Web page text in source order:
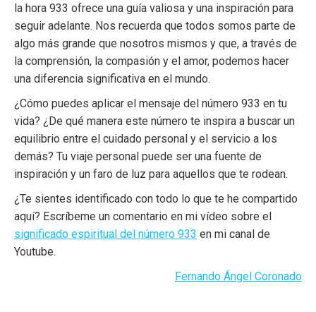
la hora 933 ofrece una guía valiosa y una inspiración para
seguir adelante. Nos recuerda que todos somos parte de
algo más grande que nosotros mismos y que, a través de
la comprensión, la compasión y el amor, podemos hacer
una diferencia significativa en el mundo.
¿Cómo puedes aplicar el mensaje del número 933 en tu
vida? ¿De qué manera este número te inspira a buscar un
equilibrio entre el cuidado personal y el servicio a los
demás? Tu viaje personal puede ser una fuente de
inspiración y un faro de luz para aquellos que te rodean.
¿Te sientes identificado con todo lo que te he compartido
aquí? Escríbeme un comentario en mi vídeo sobre el
significado espiritual del número 933 en mi canal de
Youtube.
Fernando Ángel Coronado